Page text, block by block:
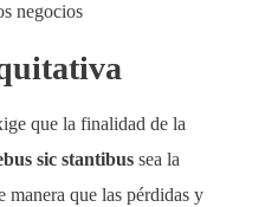
que la finalidad de la
sic stantibus sea la
que las pérdidas y